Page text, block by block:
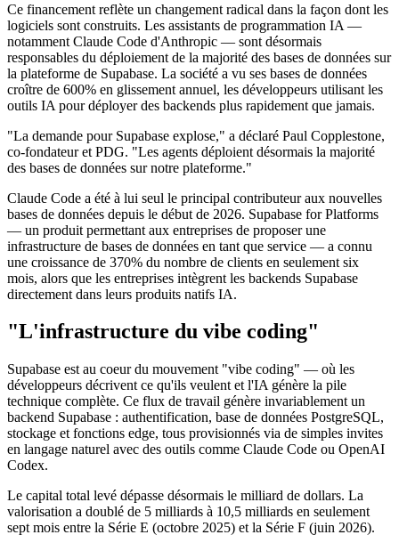
Ce financement reflète un changement radical dans la façon dont les
logiciels sont construits. Les assistants de programmation IA —
notamment Claude Code d'Anthropic — sont désormais
responsables du déploiement de la majorité des bases de données sur
la plateforme de Supabase. La société a vu ses bases de données
croître de 600% en glissement annuel, les développeurs utilisant les
outils IA pour déployer des backends plus rapidement que jamais.
"La demande pour Supabase explose," a déclaré Paul Copplestone,
co-fondateur et PDG. "Les agents déploient désormais la majorité
des bases de données sur notre plateforme."
Claude Code a été à lui seul le principal contributeur aux nouvelles
bases de données depuis le début de 2026. Supabase for Platforms
— un produit permettant aux entreprises de proposer une
infrastructure de bases de données en tant que service — a connu
une croissance de 370% du nombre de clients en seulement six
mois, alors que les entreprises intègrent les backends Supabase
directement dans leurs produits natifs IA.
"L'infrastructure du vibe coding"
Supabase est au coeur du mouvement "vibe coding" — où les
développeurs décrivent ce qu'ils veulent et l'IA génère la pile
technique complète. Ce flux de travail génère invariablement un
backend Supabase : authentification, base de données PostgreSQL,
stockage et fonctions edge, tous provisionnés via de simples invites
en langage naturel avec des outils comme Claude Code ou OpenAI
Codex.
Le capital total levé dépasse désormais le milliard de dollars. La
valorisation a doublé de 5 milliards à 10,5 milliards en seulement
sept mois entre la Série E (octobre 2025) et la Série F (juin 2026).